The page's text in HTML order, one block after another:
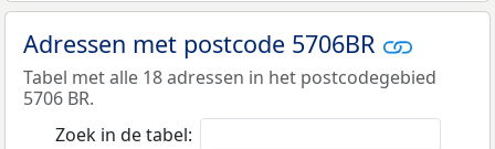
Adressen met postcode 5706BR
Tabel met alle 18 adressen in het postcodegebied
5706 BR.
Zoek in de tabel: